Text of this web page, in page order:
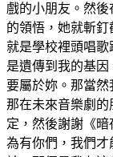
戲的小朋友。然
的領悟，她就斬釘
就是學校裡頭唱
是遺傳到我的基
要屬於妳。那當然
那在未來音樂劇
定，然後謝謝《
為有你們，我們